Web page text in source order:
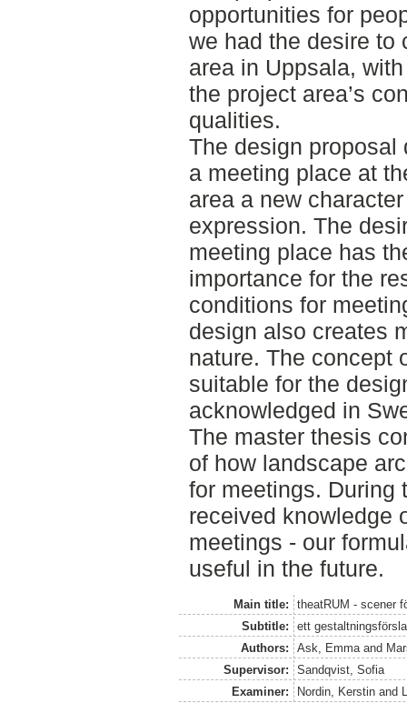
opportunities for
we had the desire to
area in Uppsala,
the project area’s
qualities.
The design proposal
a meeting place at
area a new
expression. The
meeting place has
importance for the
conditions for
design also creates
nature. The concept
suitable for the
acknowledged in
The master thesis
of how landscape
for meetings. During
received knowledge
meetings - our
useful in the future.
Main title:
theatRUM - scener
Subtitle:
ett
Authors:
Ask, Emmaand
Supervisor:
Sandqvist, Sofia
Examiner:
Nordin, Kerstin and